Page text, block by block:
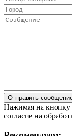
Нажимая на кнопку
согласие на